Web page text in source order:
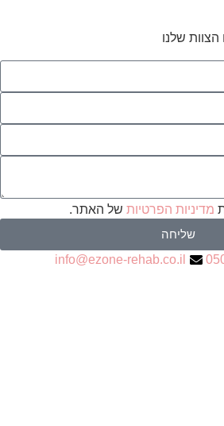
שלנו
מדיניות הפרטיות של האתר.
שליחה
info@ezone-rehab.co.il